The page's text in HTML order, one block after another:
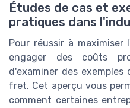
Études de cas et
pratiques dans
Pour réussir à
engager des coûts
d'examiner des
fret. Cet aperçu vous
comment certaines